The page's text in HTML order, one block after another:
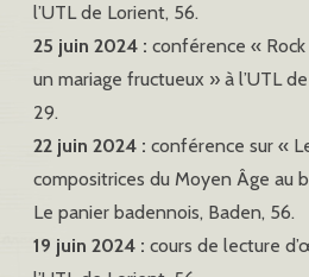
l’UTL de Lorient, 56.
25 juin 2024 : conférence «
un mariage fructueux » à l’UTL
29.
22 juin 2024 : conférence sur «
compositrices du Moyen Âge au
Le panier badennois, Baden, 56.
19 juin 2024 : cours de lecture